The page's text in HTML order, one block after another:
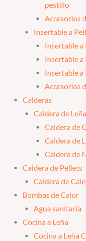
pestillo
Accesorios
Insertable a
Insertable a
Insertable a
Insertable a
Accesorios
Calderas
Caldera de Leña
Caldera de
Caldera de
Caldera de
Caldera de Pellets
Caldera de
Bombas de Calor
Agua sanitaria
Cocina a Leña
Cocina a Leña